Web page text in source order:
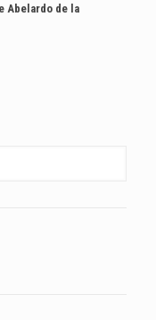
Abelardo de la